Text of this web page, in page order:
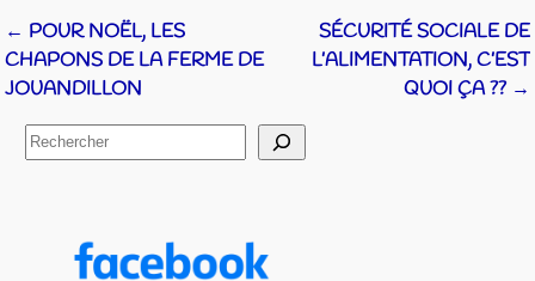
Navigation des articles
← POUR NOËL, LES
CHAPONS DE LA FERME DE
JOUANDILLON
SÉCURITÉ SOCIALE DE
L’ALIMENTATION, C’EST
QUOI ÇA ?? →